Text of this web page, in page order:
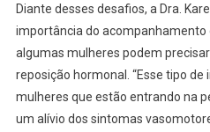
Diante desses desafios, a Dra.
importância do acompanhamento
algumas mulheres podem
reposição hormonal. “Esse tipo
mulheres que estão entrando na
um alívio dos sintomas